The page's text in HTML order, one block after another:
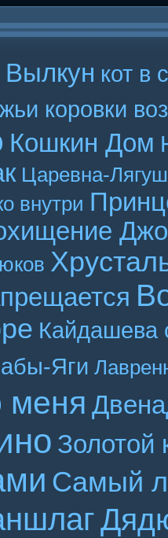
Вылкун кот в
коровки
Кошкин Дом
Царевна-
внутри
Кайдашева
Яги
меня
Золотой
Самый